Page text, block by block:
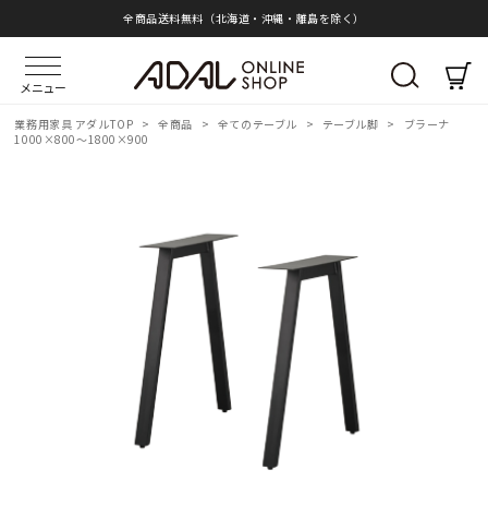
全商品送料無料（北海道・沖縄・離島を除く）
メニュー
業務用家具 アダルTOP > 全商品 > 全てのテーブル > テーブル脚 >
ブラーナ
1000×800～1800×900